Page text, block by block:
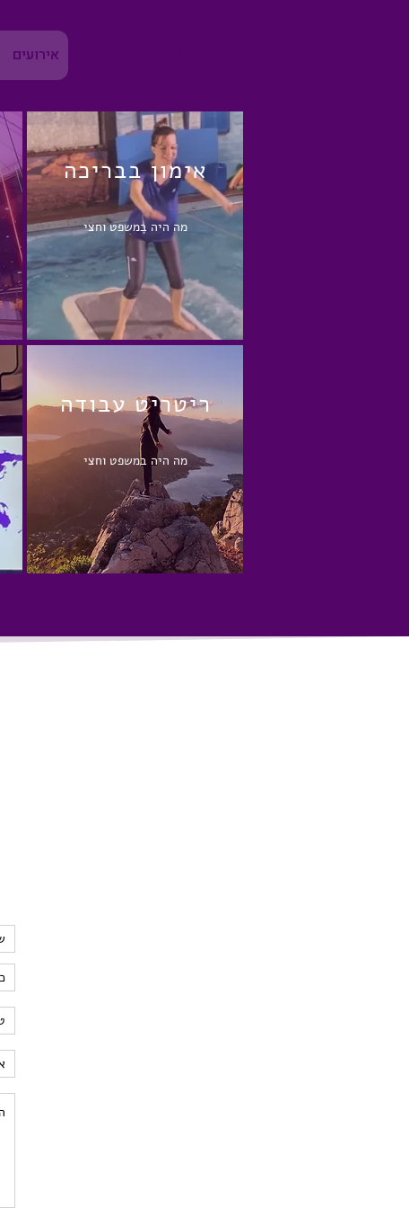
אירועים
אימון בבריכה
מה היה במשפט וחצי
ריטריט עבודה
מה היה במשפט וחצי